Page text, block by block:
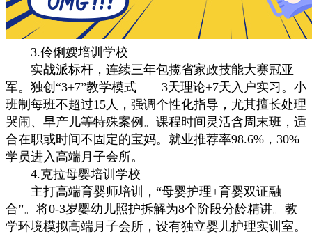
3.伶俐嫂培训学校
实战派标杆，连续三年包揽省家政技能大赛冠亚
军。独创“3+7”教学模式——3天理论+7天入户实习。小
班制每班不超过15人，强调个性化指导，尤其擅长处理
哭闹、早产儿等特殊案例。课程时间灵活含周末班，适
合在职或时间不固定的宝妈。就业推荐率98.6%，30%
学员进入高端月子会所。
4.克拉母婴培训学校
主打高端育婴师培训，“母婴护理+育婴双证融
合”。将0-3岁婴幼儿照护拆解为8个阶段分龄精讲。教
学环境模拟高端月子会所，设有独立婴儿护理实训室。